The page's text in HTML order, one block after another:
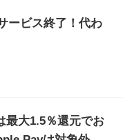
ービス終了！代わ
最大1.5％還元でお